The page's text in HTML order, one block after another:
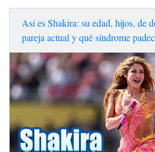
Así es Shakira: su edad, hijos, de
pareja actual y qué síndrome